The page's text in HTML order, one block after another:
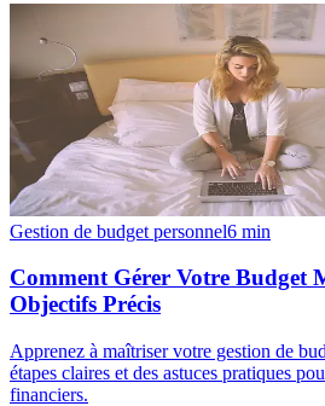
Gestion de budget personnel6 min
Comment Gérer Votre Budget
Objectifs Précis
Apprenez à maîtriser votre gestion de
étapes claires et des astuces pratiques
financiers.